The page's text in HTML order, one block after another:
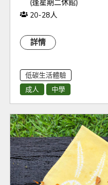
(逢星期二休館)
人數：
20-28人
詳情
低碳生活體驗
成人
中學